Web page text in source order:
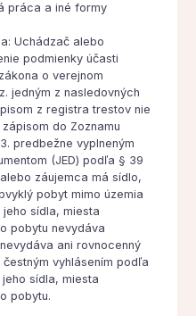
práca a iné formy
Uchádzač alebo
podmienky účasti
o verejnom
jedným z nasledovných
z registra trestov nie
do Zoznamu
predbežne vyplneným
(JED) podľa § 39
záujemca má sídlo,
pobyt mimo územia
sídla, miesta
pobytu nevydáva
ani rovnocenný
vyhlásením podľa
sídla, miesta
pobytu.